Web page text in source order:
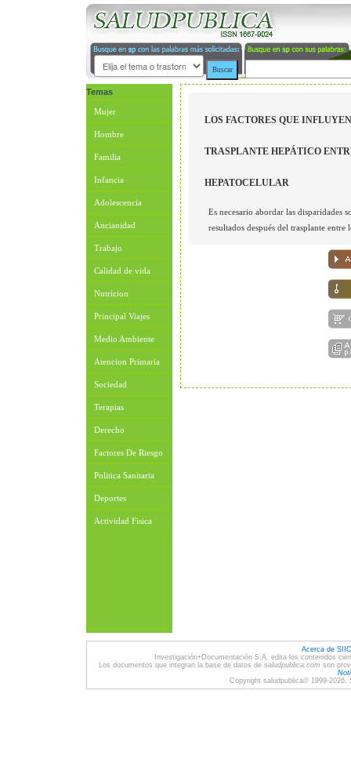
Temas
Mujer
Hombre
Familia
Infancia
Adolescencia
Ancianidad
Trabajo
Calidad de vida
Nutricion
Principal Viajes
Medio Ambiente
Atencion Primaria
Sociedad
Terapias
Derecho
Factores De Riesgo
Politica Sanitaria
Deportes
Actividad Fisica
LOS FACTORES QUE
TRASPLANTE HEPÁTICO
HEPATOCELULAR
Es necesario abordar las disparidades
resultados después del trasplante
Acerca de
Investigación+Documentación S.A. edita los contenidos
Los documentos que integran la base de datos de saludpublica.com son
Copyright saludpublica© 1999-